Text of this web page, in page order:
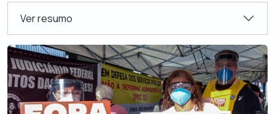
Ver resumo